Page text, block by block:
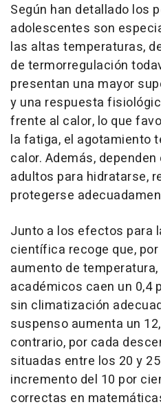
Según han detallado los
adolescentes son
las altas temperaturas,
de termorregulación
presentan una mayor
y una respuesta
frente al calor, lo que
la fatiga, el agotamiento
calor. Además,
adultos para hidratarse,
protegerse
Junto a los efectos para
científica recoge que,
aumento de
académicos caen un 0,4
sin climatización
suspenso aumenta un
contrario, por cada
situadas entre los 20 y
incremento del 10 por
correctas en